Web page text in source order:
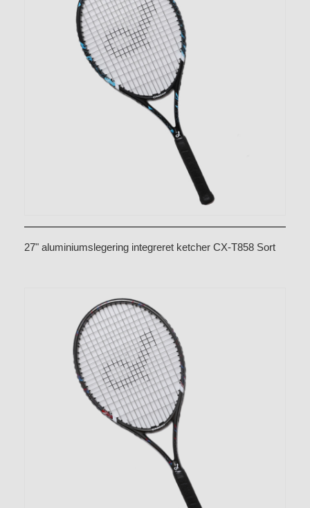
27" aluminiumslegering integreret ketcher CX-T858 Sort